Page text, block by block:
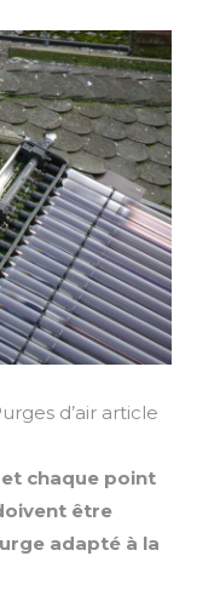
d’air article
chaque point
être
adapté à la